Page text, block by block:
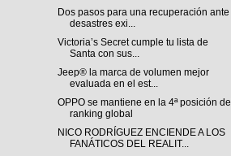
Dos pasos para una recuperación ante
desastres exi...
Victoria’s Secret cumple tu lista de
Santa con sus...
Jeep® la marca de volumen mejor
evaluada en el est...
OPPO se mantiene en la 4ª posición del
ranking global
NICO RODRÍGUEZ ENCIENDE A LOS
FANÁTICOS DEL REALIT...